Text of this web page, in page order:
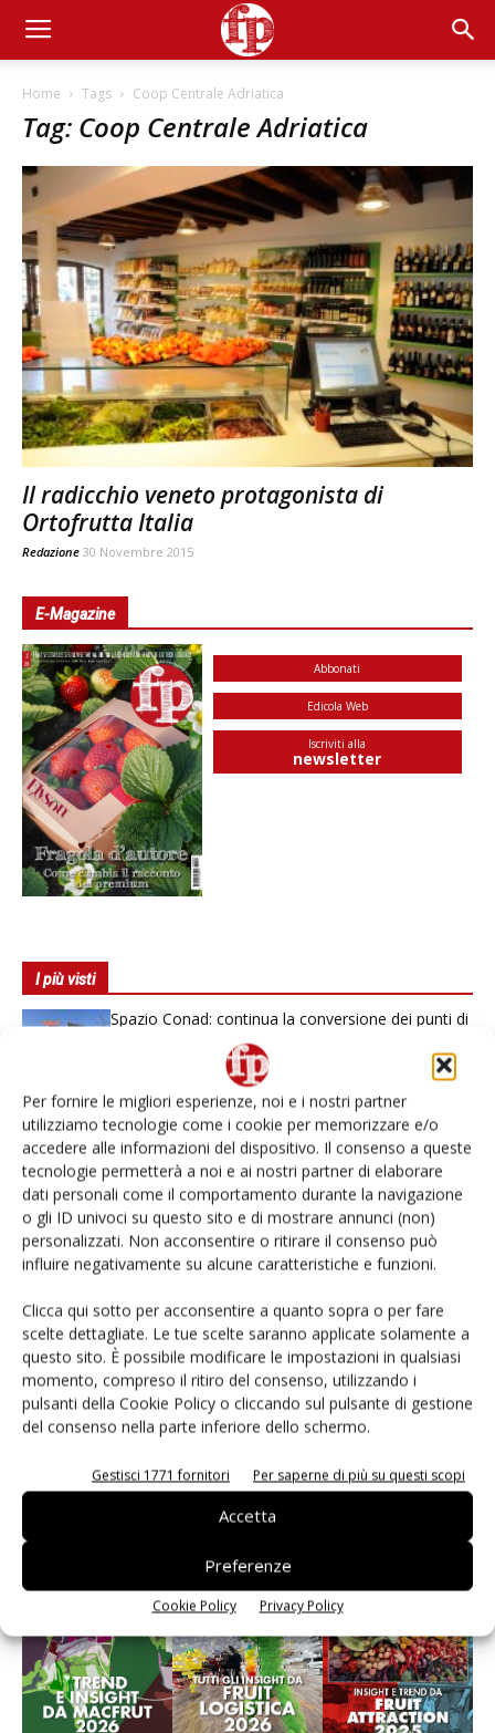
Per fornire le migliori esperienze, noi e i nostri partner
utilizziamo tecnologie come i cookie per memorizzare e/o
accedere alle informazioni del dispositivo. Il consenso a queste
tecnologie permetterà a noi e ai nostri partner di elaborare
dati personali come il comportamento durante la navigazione
o gli ID univoci su questo sito e di mostrare annunci (non)
personalizzati. Non acconsentire o ritirare il consenso può
influire negativamente su alcune caratteristiche e funzioni.
Clicca qui sotto per acconsentire a quanto sopra o per fare
scelte dettagliate. Le tue scelte saranno applicate solamente a
questo sito. È possibile modificare le impostazioni in qualsiasi
momento, compreso il ritiro del consenso, utilizzando i
pulsanti della Cookie Policy o cliccando sul pulsante di gestione
del consenso nella parte inferiore dello schermo.
Gestisci 1771 fornitori Per saperne di più su questi scopi
Accetta
Preferenze
Cookie Policy Privacy Policy
Home Tags Coop Centrale Adriatica
Tag: Coop Centrale Adriatica
Il radicchio veneto protagonista di
Ortofrutta Italia
Redazione 30 Novembre 2015
E-Magazine
Abbonati
Edicola Web
Iscriviti alla
newsletter
I più visti
Spazio Conad: continua la conversione dei punti di
Non è una susina: è Metis… e può rivoluzionare la
categoria
L’ortofrutta di Extra Supermercati tra localismo e
Ai #Repartofresh
Andamento prezzi ortofrutta in Italia al 27 luglio
2026
Leonardo Odorizzi: “Dobbiamo creare stupore nel
punto di vendita” #vocidellortofrutta
E-magazine